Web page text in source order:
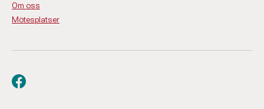
Om oss
Mötesplatser
Besök oss på facebook